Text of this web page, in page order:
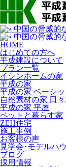
HOME
はじめての方へ
平成建設について
プラン一覧
イシンホームの家
平成の家
平成の家 ベーシッ
自然素材の家 日
平成の家 平屋
ペットと暮らす家
ZEH住宅
施工事例
お客様の声
見学会･モデルハ
ブログ
採用情報